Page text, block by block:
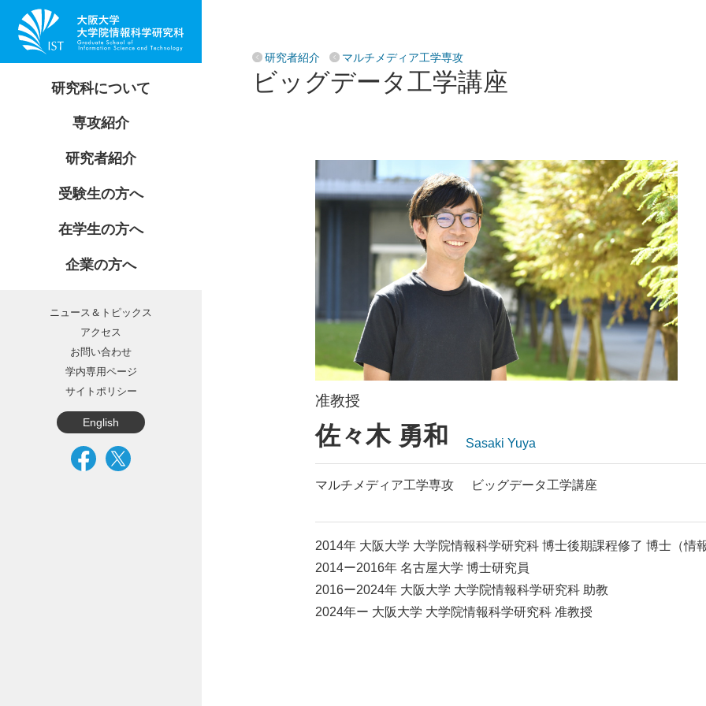
研究科について
研究科長からのメッセージ
創設の目的と理念
情報科学研究科 刊行物
自己評価・外部評価報告書
教育研究組織・事務組織
受賞・授賞
専攻紹介
情報基礎数学専攻
情報システム工学専攻
情報ネットワーク学専攻
バイオ情報工学専攻
研究者紹介
情報基礎数学専攻
情報システム工学専攻
情報ネットワーク学専攻
バイオ情報工学専攻
受験生の方へ
入学ルート
入試情報
教育活動
在学生の方へ
講義・履修
開講・休講情報
就職・インターンシップ
留学生向け情報
企業の方へ
共同研究・委託研究
産学連携企画室
ニュース＆トピックス
アクセス
お問い合わせ
学内専用ページ
サイトポリシー
English
研究者紹介 マルチメディア工学専攻
ビッグデータ工学講座
准教授
佐々木 勇和 Sasaki Yuya
マルチメディア工学専攻 ビッグデータ工学講座
2014年 大阪大学 大学院情報科学研究科 博士後期課程修了 博士（情
2014ー2016年 名古屋大学 博士研究員
2016ー2024年 大阪大学 大学院情報科学研究科 助教
2024年ー 大阪大学 大学院情報科学研究科 准教授